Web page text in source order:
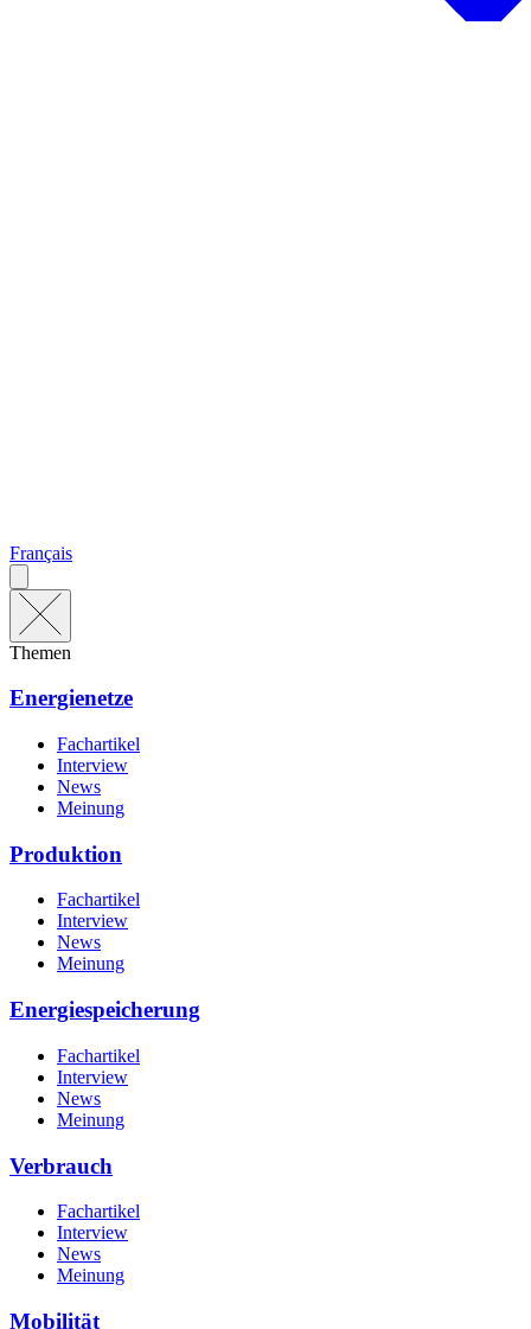
Français
Themen
Energienetze
Fachartikel
Interview
News
Meinung
Produktion
Fachartikel
Interview
News
Meinung
Energiespeicherung
Fachartikel
Interview
News
Meinung
Verbrauch
Fachartikel
Interview
News
Meinung
Mobilität